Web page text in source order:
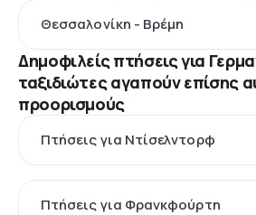
Θεσσαλονίκη - Βρέμη
Δημοφιλείς πτήσεις για
ταξιδιώτες αγαπούν επίσης
προορισμούς
Πτήσεις για Ντίσελντορφ
Πτήσεις για Φρανκφούρτη